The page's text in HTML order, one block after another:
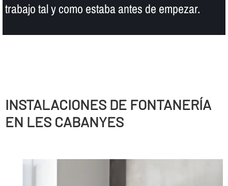
trabajo tal y como estaba antes de empezar.
INSTALACIONES DE FONTANERÍ­A
EN LES CABANYES